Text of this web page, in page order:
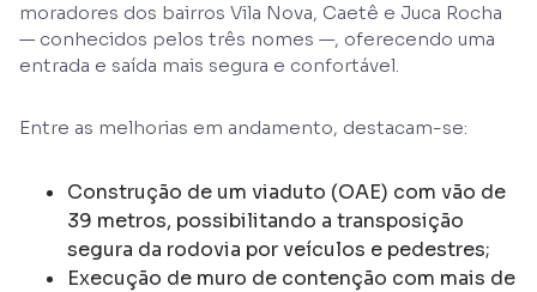
moradores dos bairros Vila Nova, Caetê e Juca Rocha
— conhecidos pelos três nomes —, oferecendo uma
entrada e saída mais segura e confortável.
Entre as melhorias em andamento, destacam-se:
Construção de um viaduto (OAE) com vão de
39 metros, possibilitando a transposição
segura da rodovia por veículos e pedestres;
Execução de muro de contenção com mais de